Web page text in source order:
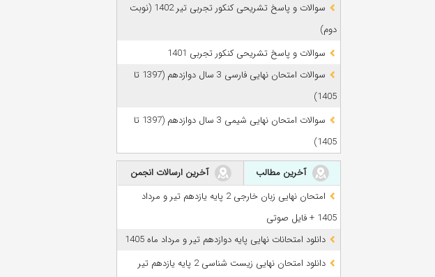
سوالات و پاسخ تشریحی کنکور تجربی تیر 1402 (نوبت
دوم)
سوالات و پاسخ تشریحی کنکور تجربی 1401
سوالات امتحان نهایی فارسی 3 سال دوازدهم (1397 تا
1405)
سوالات امتحان نهایی شیمی 3 سال دوازدهم (1397 تا
1405)
آخرین مطالب
آخرین ارسالات انجمن
امتحان نهایی زبان خارجی 2 پایه یازدهم تیر و مرداد
1405 + فایل صوتی
دانلود امتحانات نهایی پایه دوازدهم تیر و مرداد ماه 1405
دانلود امتحان نهایی زیست شناسی 2 پایه یازدهم تیر